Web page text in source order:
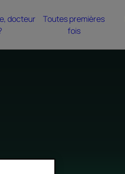
docteur
Toutes premières
fois